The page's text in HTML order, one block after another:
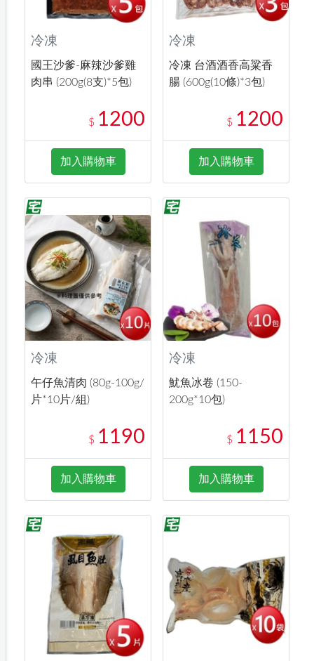
冷凍
國王沙爹-麻辣沙爹雞
肉串 (200g(8支)*5包)
$ 1200
加入購物車
冷凍
冷凍 台酒酒香高粱香
腸 (600g(10條)*3包)
$ 1200
加入購物車
冷凍
午仔魚清肉 (80g-100g/
片*10片/組)
$ 1190
加入購物車
冷凍
魷魚冰卷 (150-
200g*10包)
$ 1150
加入購物車